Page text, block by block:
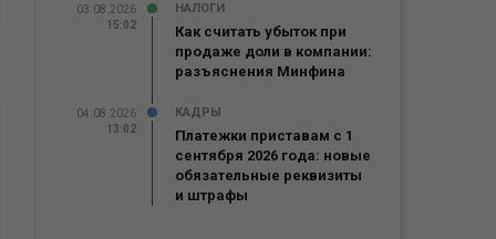
03.08.2026
15:02
НАЛОГИ
Как считать убыток при
продаже доли в компании:
разъяснения Минфина
04.08.2026
13:02
КАДРЫ
Платежки приставам с 1
сентября 2026 года: новые
обязательные реквизиты
и штрафы